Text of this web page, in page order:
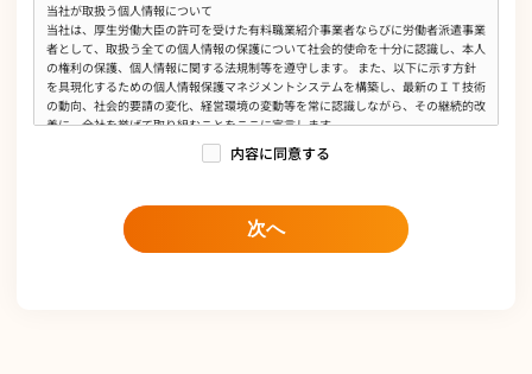
当社が取扱う個人情報について
当社は、厚生労働大臣の許可を受けた有料職業紹介事業者ならびに労働者派遣事業
者として、取扱う全ての個人情報の保護について社会的使命を十分に認識し、本人
の権利の保護、個人情報に関する法規制等を遵守します。 また、以下に示す方針
を具現化するための個人情報保護マネジメントシステムを構築し、最新のＩＴ技術
の動向、社会的要請の変化、経営環境の変動等を常に認識しながら、その継続的改
善に、全社を挙げて取り組むことをここに宣言します。
個人情報は、有料職業紹介事業、労働者派遣事業、求人広告媒体事業、人材業務委
利用目的の達成に必要な範囲を超えて取扱いません。また、そのために必要な措置
個人情報保護に関する法令、国が定める指針及びその他の規範を遵守します。
内容に同意する
次へ